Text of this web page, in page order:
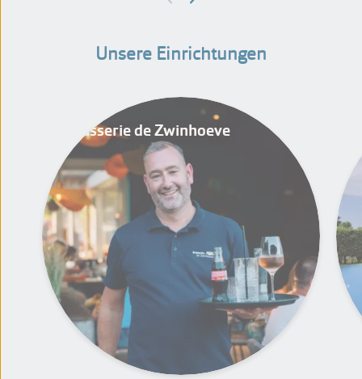
Unsere Einrichtungen
Brasserie de Zwinhoeve